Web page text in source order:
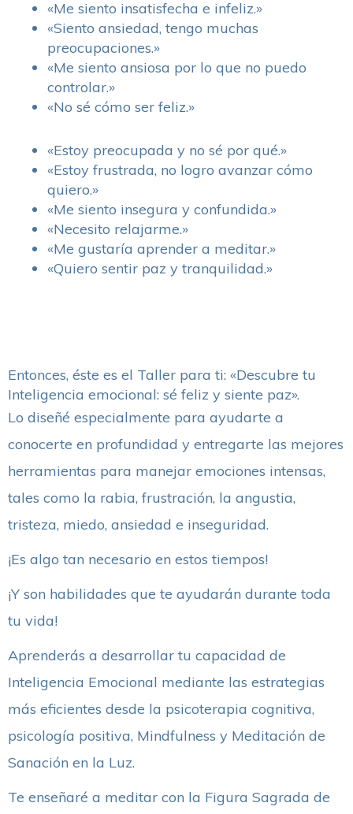
«Me siento insatisfecha e infeliz.»
«Siento ansiedad, tengo muchas
preocupaciones.»
«Me siento ansiosa por lo que no puedo
controlar.»
«No sé cómo ser feliz.»
«Estoy preocupada y no sé por qué.»
«Estoy frustrada, no logro avanzar cómo
quiero.»
«Me siento insegura y confundida.»
«Necesito relajarme.»
«Me gustaría aprender a meditar.»
«Quiero sentir paz y tranquilidad.»
Entonces, éste es el Taller para ti: «Descubre tu
Inteligencia emocional: sé feliz y siente paz».
Lo diseñé especialmente para ayudarte a
conocerte en profundidad y entregarte las mejores
herramientas para manejar emociones intensas,
tales como la rabia, frustración, la angustia,
tristeza, miedo, ansiedad e inseguridad.
¡Es algo tan necesario en estos tiempos!
¡Y son habilidades que te ayudarán durante toda
tu vida!
Aprenderás a desarrollar tu capacidad de
Inteligencia Emocional mediante las estrategias
más eficientes desde la psicoterapia cognitiva,
psicología positiva, Mindfulness y Meditación de
Sanación en la Luz.
Te enseñaré a meditar con la Figura Sagrada de